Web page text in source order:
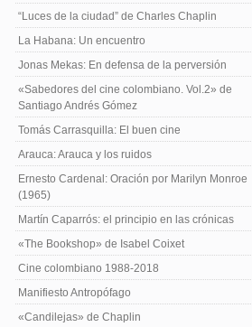
“Luces de la ciudad” de Charles Chaplin
La Habana: Un encuentro
Jonas Mekas: En defensa de la perversión
«Sabedores del cine colombiano. Vol.2» de
Santiago Andrés Gómez
Tomás Carrasquilla: El buen cine
Arauca: Arauca y los ruidos
Ernesto Cardenal: Oración por Marilyn Monroe
(1965)
Martín Caparrós: el principio en las crónicas
«The Bookshop» de Isabel Coixet
Cine colombiano 1988-2018
Manifiesto Antropófago
«Candilejas» de Chaplin